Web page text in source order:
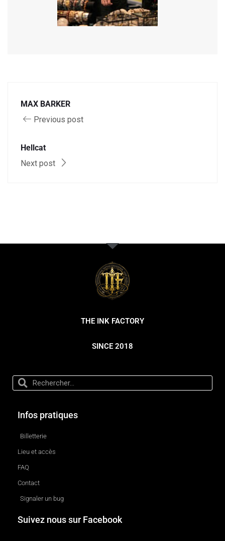
MAX BARKER
Previous post
Hellcat
Next post
THE INK FACTORY
SINCE 2018
Infos pratiques
Billetterie
Lieu et accès
FAQ
Contact
Signaler un bug
Suivez nous sur Facebook